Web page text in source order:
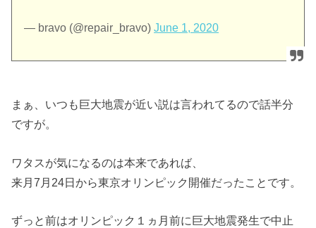
— bravo (@repair_bravo)June 1, 2020
まぁ、いつも巨大地震が近い説は言われてるので話半分
ですが。
ワタスが気になるのは本来であれば、
来月7月24日から東京オリンピック開催だったことです。
ずっと前はオリンピック１ヵ月前に巨大地震発生で中止